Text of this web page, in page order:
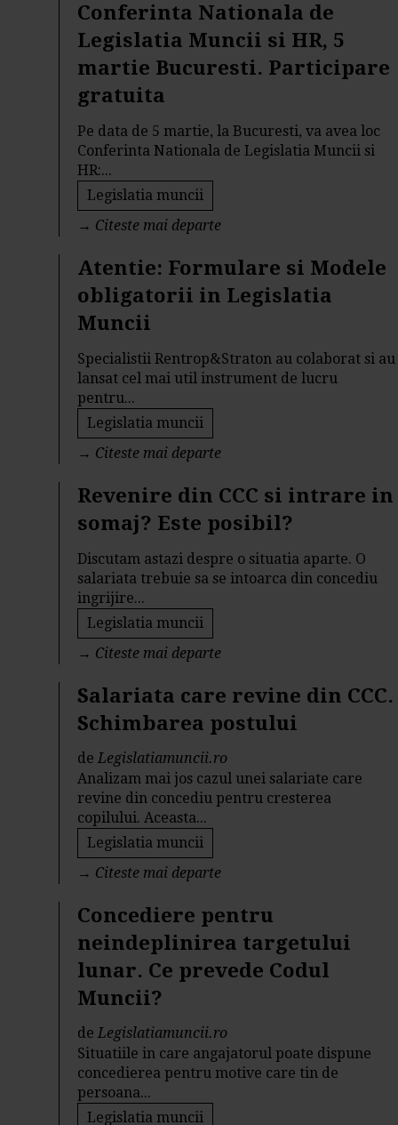
Conferinta Nationala de
Legislatia Muncii si HR, 5
martie Bucuresti. Participare
gratuita
Pe data de 5 martie, la Bucuresti, va avea loc
Conferinta Nationala de Legislatia Muncii si
HR:...
Legislatia muncii
→ Citeste mai departe
Atentie: Formulare si Modele
obligatorii in Legislatia
Muncii
Specialistii Rentrop&Straton au colaborat si au
lansat cel mai util instrument de lucru
pentru...
Legislatia muncii
→ Citeste mai departe
Revenire din CCC si intrare in
somaj? Este posibil?
Discutam astazi despre o situatia aparte. O
salariata trebuie sa se intoarca din concediu
ingrijire...
Legislatia muncii
→ Citeste mai departe
Salariata care revine din CCC.
Schimbarea postului
deLegislatiamuncii.ro
Analizam mai jos cazul unei salariate care
revine din concediu pentru cresterea
copilului. Aceasta...
Legislatia muncii
→ Citeste mai departe
Concediere pentru
neindeplinirea targetului
lunar. Ce prevede Codul
Muncii?
deLegislatiamuncii.ro
Situatiile in care angajatorul poate dispune
concedierea pentru motive care tin de
persoana...
Legislatia muncii